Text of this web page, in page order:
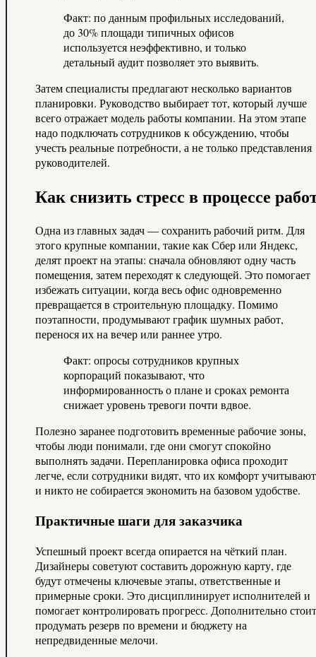
Факт: по данным профильных исследований,
до 30% площади типичных офисов
используется неэффективно, и только
детальный аудит позволяет это выявить.
Затем специалисты предлагают несколько вариантов
планировки. Руководство выбирает тот, который лучше
всего отражает модель работы компании. На этом этапе
надо подключать сотрудников к обсуждению, чтобы
учесть реальные потребности, а не только представления
руководителей.
Как снизить стресс в процессе
Одна из главных задач — сохранить рабочий ритм. Для
этого крупные компании, такие как Сбер или Яндекс,
делят проект на этапы: сначала обновляют одну часть
помещения, затем переходят к следующей. Это помогает
избежать ситуации, когда весь офис одновременно
превращается в строительную площадку. Помимо
поэтапности, продумывают график шумных работ,
перенося их на вечер или раннее утро.
Факт: опросы сотрудников крупных
корпораций показывают, что
информированность о плане и сроках ремонта
снижает уровень тревоги почти вдвое.
Полезно заранее подготовить временные рабочие зоны,
чтобы люди понимали, где они смогут спокойно
выполнять задачи. Перепланировка офиса проходит
легче, если сотрудники видят, что их комфорт учитывают
и никто не собирается экономить на базовом удобстве.
Практичные шаги для заказчика
Успешный проект всегда опирается на чёткий план.
Дизайнеры советуют составить дорожную карту, где
будут отмечены ключевые этапы, ответственные и
примерные сроки. Это дисциплинирует исполнителей и
помогает контролировать прогресс. Дополнительно стоит
продумать резерв по времени и бюджету на
непредвиденные мелочи.